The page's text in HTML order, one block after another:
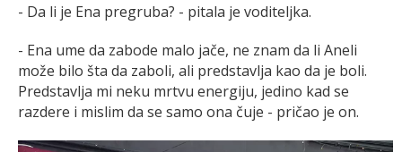
- Da li je Ena pregruba? - pitala je voditeljka.
- Ena ume da zabode malo jače, ne znam da li Aneli
može bilo šta da zaboli, ali predstavlja kao da je boli.
Predstavlja mi neku mrtvu energiju, jedino kad se
razdere i mislim da se samo ona čuje - pričao je on.